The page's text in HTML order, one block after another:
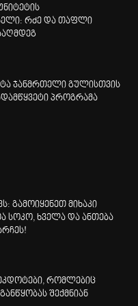
რძე და თაფლი
ჯანმრთელი გულისთვის
პროგრამა
გამოიყენეთ მიხაკი
სოკო, ხველა და ანთება
რომლებიც
შექმნიან